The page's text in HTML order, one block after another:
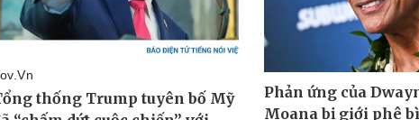
Phản ứng của
Moana bị giới phê